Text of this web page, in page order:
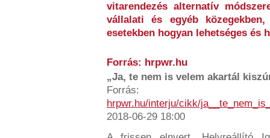
vitarendezés alternatív
vállalati és egyéb
esetekben hogyan lehetséges és
Forrás: hrpwr.hu
„Ja, te nem is velem akartál
Forrás:
hrpwr.hu/interju/cikk/
2018-06-29 18:00